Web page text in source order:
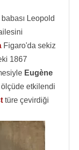
babası Leopold
Figaro'da sekiz
1867
Eugène
etkilendi
türe çevirdiği